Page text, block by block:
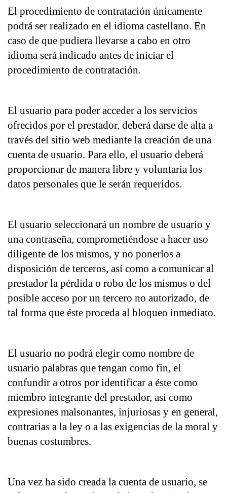
El procedimiento de contratación únicamente
podrá ser realizado en el idioma castellano. En
caso de que pudiera llevarse a cabo en otro
idioma será indicado antes de iniciar el
procedimiento de contratación.
El usuario para poder acceder a los servicios
ofrecidos por el prestador, deberá darse de alta a
través del sitio web mediante la creación de una
cuenta de usuario. Para ello, el usuario deberá
proporcionar de manera libre y voluntaria los
datos personales que le serán requeridos.
El usuario seleccionará un nombre de usuario y
una contraseña, comprometiéndose a hacer uso
diligente de los mismos, y no ponerlos a
disposición de terceros, así como a comunicar al
prestador la pérdida o robo de los mismos o del
posible acceso por un tercero no autorizado, de
tal forma que éste proceda al bloqueo inmediato.
El usuario no podrá elegir como nombre de
usuario palabras que tengan como fin, el
confundir a otros por identificar a éste como
miembro integrante del prestador, así como
expresiones malsonantes, injuriosas y en general,
contrarias a la ley o a las exigencias de la moral y
buenas costumbres.
Una vez ha sido creada la cuenta de usuario, se